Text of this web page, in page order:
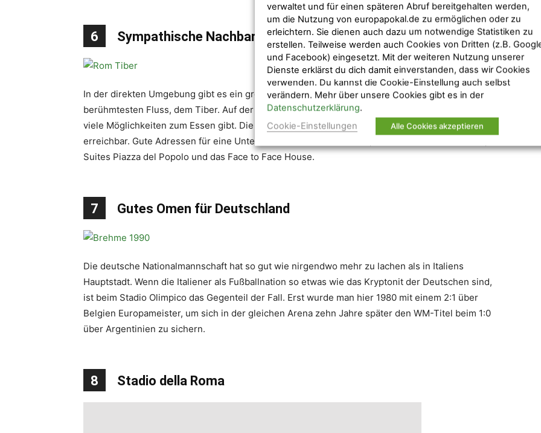
6 Sympathische Nachbarschaft
In der direkten Umgebung gibt es ein großes Sportzentrum, das Stadion liegt an Roms
berühmtesten Fluss, dem Tiber. Auf der anderen Seite Flussseite liegt ein Wohngebiet, in dem es
viele Möglichkeiten zum Essen gibt. Die nächsten Hotels sind zu Fuß in circa 15 Minuten
erreichbar. Gute Adressen für eine Unterkunft sind Hotel Villa Glori, Best Western Hotel Astrid,
Suites Piazza del Popolo und das Face to Face House.
7 Gutes Omen für Deutschland
Die deutsche Nationalmannschaft hat so gut wie nirgendwo mehr zu lachen als in Italiens
Hauptstadt. Wenn die Italiener als Fußballnation so etwas wie das Kryptonit der Deutschen sind,
ist beim Stadio Olimpico das Gegenteil der Fall. Erst wurde man hier 1980 mit einem 2:1 über
Belgien Europameister, um sich in der gleichen Arena zehn Jahre später den WM-Titel beim 1:0
über Argentinien zu sichern.
8 Stadio della Roma
verwaltet und für einen späteren Abruf bereitgehalten werden,
um die Nutzung von europapokal.de zu ermöglichen oder zu
erleichtern. Sie dienen auch dazu um notwendige Statistiken zu
erstellen. Teilweise werden auch Cookies von Dritten (z.B.
und Facebook) eingesetzt. Mit der weiteren Nutzung unserer
Dienste erklärst du dich damit einverstanden, dass wir Cookies
verwenden. Du kannst die Cookie-Einstellung auch selbst
verändern. Mehr über unsere Cookies gibt es in der
Datenschutzerklärung.
Cookie-Einstellungen
Alle Cookies akzeptieren